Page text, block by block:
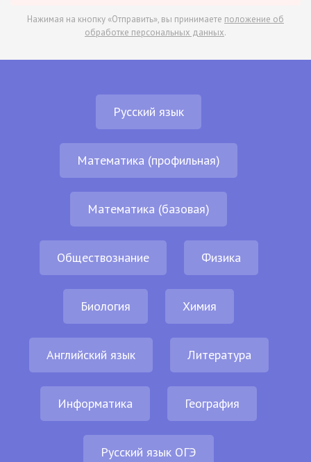
Нажимая на кнопку «Отправить», вы принимаете положение об
обработке персональных данных.
Русский язык
Математика (профильная)
Математика (базовая)
Обществознание Физика
Биология Химия
Английский язык Литература
Информатика География
Русский язык ОГЭ